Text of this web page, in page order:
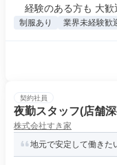
経験のある方も 大歓
制服あり 業界未経験歓
契約社員
夜勤スタッフ(店舗
株式会社すき家
地元で安定して働きた